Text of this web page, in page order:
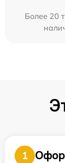
Более 20
1